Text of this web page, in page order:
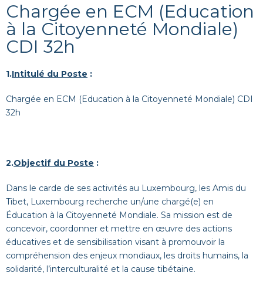
Chargée en ECM (Education
à la Citoyenneté Mondiale)
CDI 32h
1.Intitulé du Poste :
Chargée en ECM (Education à la Citoyenneté Mondiale) CDI
32h
2.Objectif du Poste :
Dans le carde de ses activités au Luxembourg, les Amis du
Tibet, Luxembourg recherche un/une chargé(e) en
Éducation à la Citoyenneté Mondiale. Sa mission est de
concevoir, coordonner et mettre en œuvre des actions
éducatives et de sensibilisation visant à promouvoir la
compréhension des enjeux mondiaux, les droits humains, la
solidarité, l’interculturalité et la cause tibétaine.